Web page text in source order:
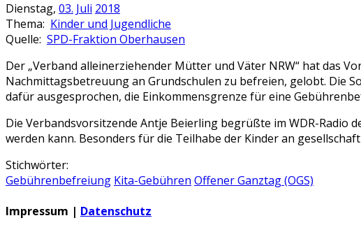
Dienstag, 03. Juli 2018
Thema: Kinder und Jugendliche
Quelle: SPD-Fraktion Oberhausen
Der „Verband alleinerziehender Mütter und Väter NRW“ hat das
Nachmittagsbetreuung an Grundschulen zu befreien, gelobt. Die
dafür ausgesprochen, die Einkommensgrenze für eine
Die Verbandsvorsitzende Antje Beierling begrüßte im WDR-Radio
werden kann. Besonders für die Teilhabe der Kinder an
Stichwörter:
Gebührenbefreiung Kita-Gebühren Offener Ganztag (OGS)
Impressum | Datenschutz